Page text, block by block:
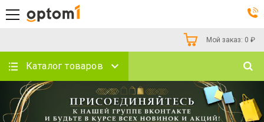
Мой заказ: 0 ₽
Каталог товаров